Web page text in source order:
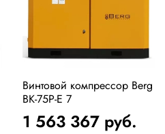
Винтовой компрессор Berg
ВК-75Р-Е 7
1 563 367 руб.